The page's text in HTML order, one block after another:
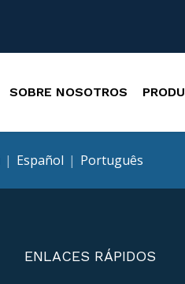
SOBRE NOSOTROS
| Español | Português
ENLACES RÁPIDOS